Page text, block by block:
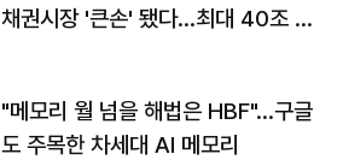
채권시장 '큰손' 됐다…최대 40조 투
"메모리 월 넘을 해법은 HBF"…구글
도 주목한 차세대 AI 메모리